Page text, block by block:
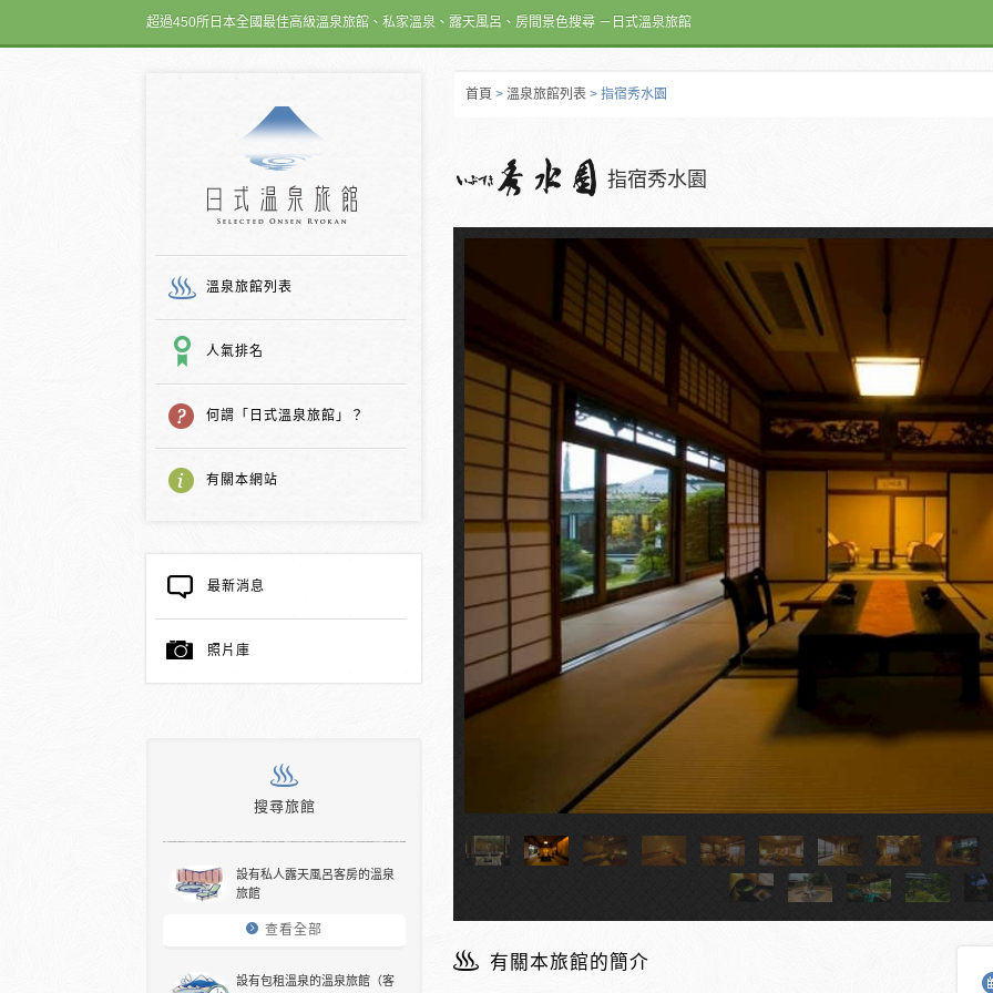
超過450所日本全國最佳高級溫泉旅館、私家溫泉、露天風呂、房間景色搜尋 －日式溫泉旅館
溫泉旅館列表
人氣排名
何謂「日式溫泉旅館」？
有關本網站
最新消息
照片庫
搜尋旅館
設有私人露天風呂客房的溫泉
旅館
查看全部
設有包租溫泉的溫泉旅館（客
首頁 > 溫泉旅館列表 > 指宿秀水園
指宿秀水園
有關本旅館的簡介